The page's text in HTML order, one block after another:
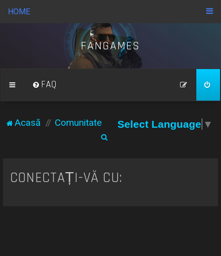
HOME
FANGAMES
FAQ
Acasă Comunitate Select Language ▼
t
CONECTAȚI-VĂ CU: